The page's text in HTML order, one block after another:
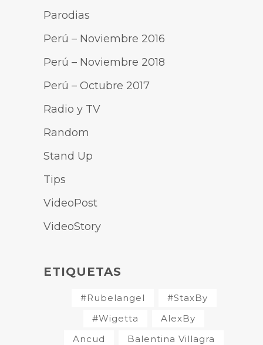
Parodias
Perú – Noviembre 2016
Perú – Noviembre 2018
Perú – Octubre 2017
Radio y TV
Random
Stand Up
Tips
VideoPost
VideoStory
ETIQUETAS
#Rubelangel
#StaxBy
#Wigetta
AlexBy
Ancud
Balentina Villagra